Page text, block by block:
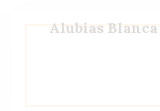
Alubias